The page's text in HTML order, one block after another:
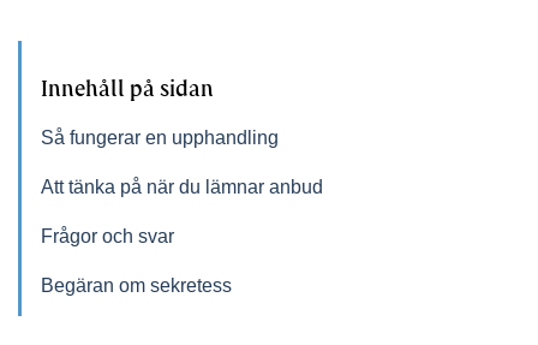
Innehåll på sidan
Så fungerar en upphandling
Att tänka på när du lämnar anbud
Frågor och svar
Begäran om sekretess